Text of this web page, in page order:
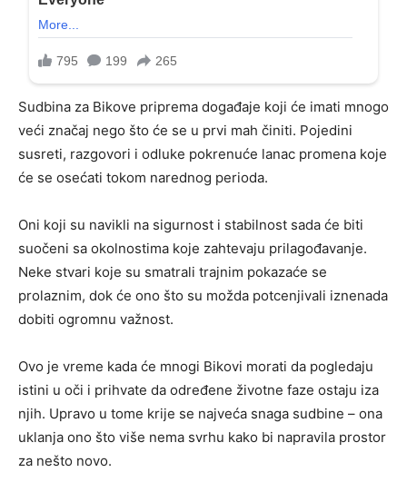
Sudbina za Bikove priprema događaje koji će imati mnogo
veći značaj nego što će se u prvi mah činiti. Pojedini
susreti, razgovori i odluke pokrenuće lanac promena koje
će se osećati tokom narednog perioda.
Oni koji su navikli na sigurnost i stabilnost sada će biti
suočeni sa okolnostima koje zahtevaju prilagođavanje.
Neke stvari koje su smatrali trajnim pokazaće se
prolaznim, dok će ono što su možda potcenjivali iznenada
dobiti ogromnu važnost.
Ovo je vreme kada će mnogi Bikovi morati da pogledaju
istini u oči i prihvate da određene životne faze ostaju iza
njih. Upravo u tome krije se najveća snaga sudbine – ona
uklanja ono što više nema svrhu kako bi napravila prostor
za nešto novo.